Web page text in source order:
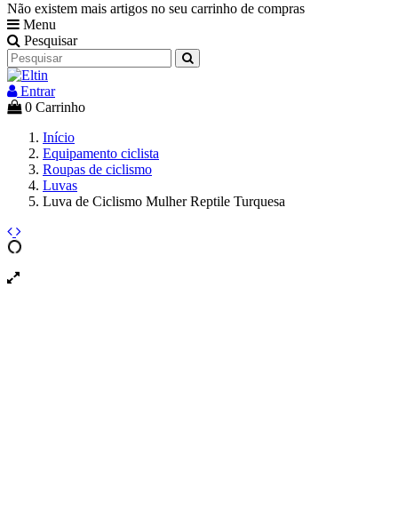
Não existem mais artigos no seu carrinho de compras
Menu
Pesquisar
Entrar
0 Carrinho
Início
Equipamento ciclista
Roupas de ciclismo
Luvas
Luva de Ciclismo Mulher Reptile Turquesa